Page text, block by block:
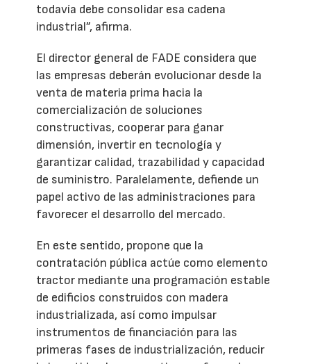
todavía debe consolidar esa cadena
industrial”, afirma.
El director general de FADE considera que
las empresas deberán evolucionar desde la
venta de materia prima hacia la
comercialización de soluciones
constructivas, cooperar para ganar
dimensión, invertir en tecnología y
garantizar calidad, trazabilidad y capacidad
de suministro. Paralelamente, defiende un
papel activo de las administraciones para
favorecer el desarrollo del mercado.
En este sentido, propone que la
contratación pública actúe como elemento
tractor mediante una programación estable
de edificios construidos con madera
industrializada, así como impulsar
instrumentos de financiación para las
primeras fases de industrialización, reducir